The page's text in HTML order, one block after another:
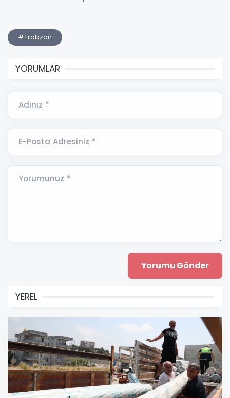
#Trabzon
YORUMLAR
Adınız *
E-Posta Adresiniz *
Yorumunuz *
YEREL